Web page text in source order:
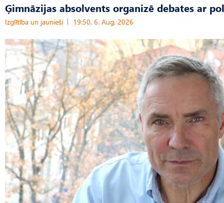
Ģimnāzijas absolvents organizē debates ar
Izglītība un jaunieši 19:50, 6. Aug, 2026